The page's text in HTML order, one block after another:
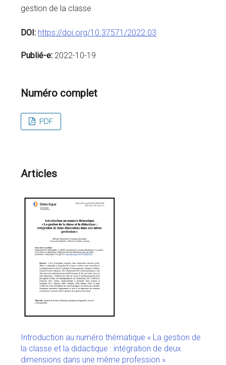
gestion de la classe.
DOI: https://doi.org/10.37571/2022.03
Publié-e: 2022-10-19
Numéro complet
PDF
Articles
Introduction au numéro thématique « La gestion de
la classe et la didactique : intégration de deux
dimensions dans une même profession »